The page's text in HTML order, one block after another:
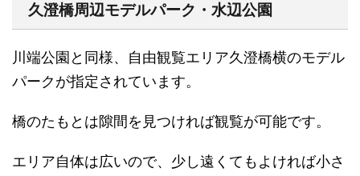
久澄橋周辺モデルパーク・水辺公園
川端公園と同様、自由観覧エリア久澄橋横のモデル
パークが指定されています。
橋のたもとは隙間を見つければ観覧が可能です。
エリア自体は広いので、少し遠くてもよければ小さ